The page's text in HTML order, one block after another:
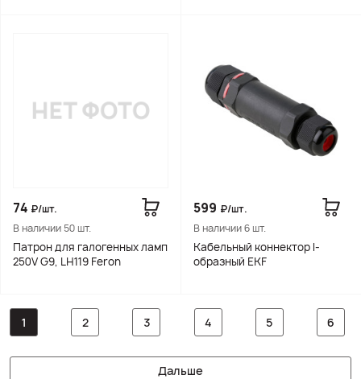
74 ₽/шт.
В наличии 50 шт.
Патрон для галогенных ламп
250V G9, LH119 Feron
599 ₽/шт.
В наличии 6 шт.
Кабельный коннектор I-
образный EKF
1 2 3 4 5 6
Дальше